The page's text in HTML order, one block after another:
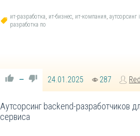
ит-разработка, ит-бизнес, ит-компания, аутсорсинг
разработка по
— 24.01.2025 287
Аутсорсинг backend-разработчиков
сервиса